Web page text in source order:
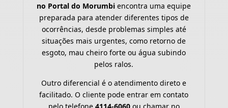
no Portal do Morumbi encontra uma equipe
preparada para atender diferentes tipos de
ocorrências, desde problemas simples até
situações mais urgentes, como retorno de
esgoto, mau cheiro forte ou água subindo
pelos ralos.
Outro diferencial é o atendimento direto e
facilitado. O cliente pode entrar em contato